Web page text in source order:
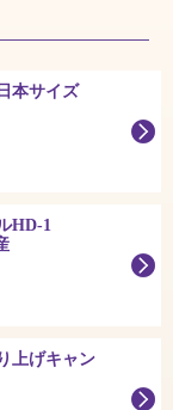
本サイズ
HD-1
上げキャン